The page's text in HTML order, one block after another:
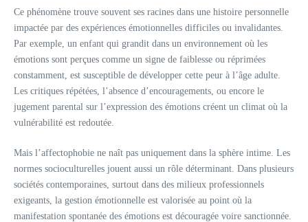
Ce phénomène trouve souvent ses racines dans une histoire personnelle
impactée par des expériences émotionnelles difficiles ou invalidantes.
Par exemple, un enfant qui grandit dans un environnement où les
émotions sont perçues comme un signe de faiblesse ou réprimées
constamment, est susceptible de développer cette peur à l’âge adulte.
Les critiques répétées, l’absence d’encouragements, ou encore le
jugement parental sur l’expression des émotions créent un climat où la
vulnérabilité est redoutée.
Mais l’affectophobie ne naît pas uniquement dans la sphère intime. Les
normes socioculturelles jouent aussi un rôle déterminant. Dans plusieurs
sociétés contemporaines, surtout dans des milieux professionnels
exigeants, la gestion émotionnelle est valorisée au point où la
manifestation spontanée des émotions est découragée voire sanctionnée.